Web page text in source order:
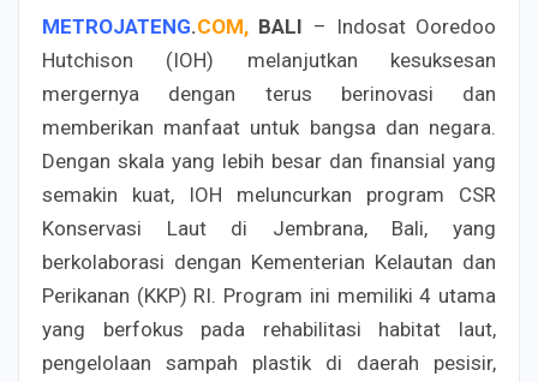
METROJATENG.COM, BALI – Indosat Ooredoo
Hutchison (IOH) melanjutkan kesuksesan
mergernya dengan terus berinovasi dan
memberikan manfaat untuk bangsa dan negara.
Dengan skala yang lebih besar dan finansial yang
semakin kuat, IOH meluncurkan program CSR
Konservasi Laut di Jembrana, Bali, yang
berkolaborasi dengan Kementerian Kelautan dan
Perikanan (KKP) RI. Program ini memiliki 4 utama
yang berfokus pada rehabilitasi habitat laut,
pengelolaan sampah plastik di daerah pesisir,